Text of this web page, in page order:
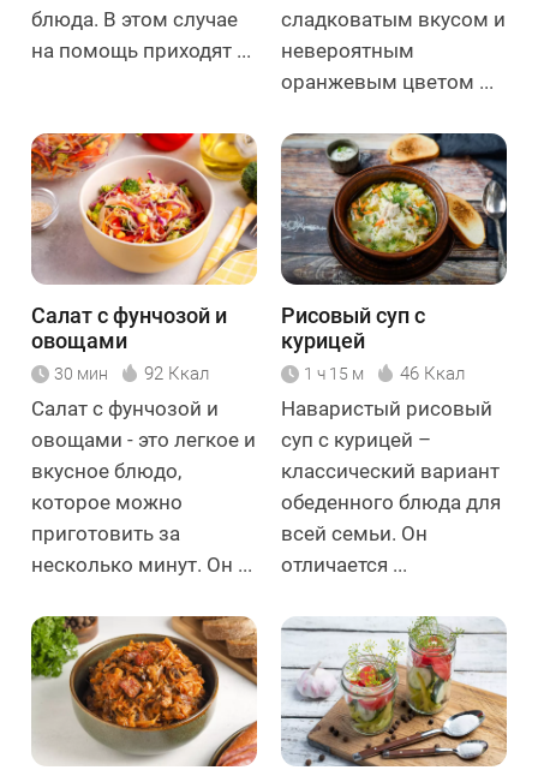
блюда. В этом случае
на помощь приходят ...
сладковатым вкусом и
невероятным
оранжевым цветом ...
Салат с фунчозой и
овощами
30 мин 92 Ккал
Салат с фунчозой и
овощами - это легкое и
вкусное блюдо,
которое можно
приготовить за
несколько минут. Он ...
Рисовый суп с
курицей
1 ч 15 м 46 Ккал
Наваристый рисовый
суп с курицей –
классический вариант
обеденного блюда для
всей семьи. Он
отличается ...